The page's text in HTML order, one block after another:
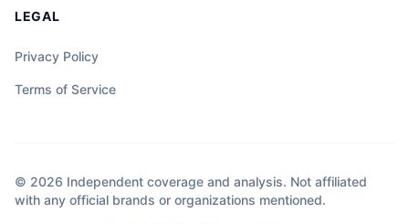
LEGAL
Privacy Policy
Terms of Service
© 2026 Independent coverage and analysis. Not affiliated
with any official brands or organizations mentioned.